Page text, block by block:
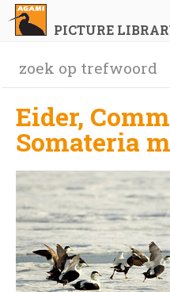
PICTURE
Eider,
Somateria